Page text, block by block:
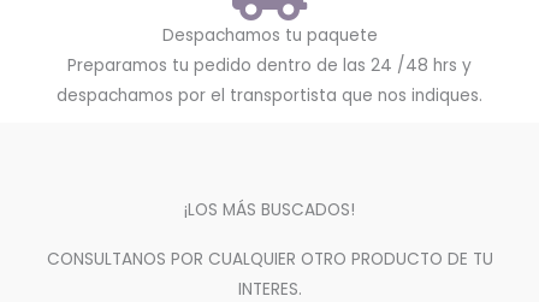
Despachamos tu paquete
Preparamos tu pedido dentro de las 24 /48 hrs y
despachamos por el transportista que nos indiques.
¡LOS MÁS BUSCADOS!
CONSULTANOS POR CUALQUIER OTRO PRODUCTO DE TU
INTERES.